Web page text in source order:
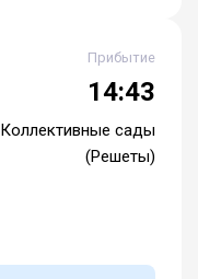
Прибытие
14:43
Коллективные сады
(Решеты)